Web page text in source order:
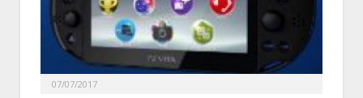
07/07/2017